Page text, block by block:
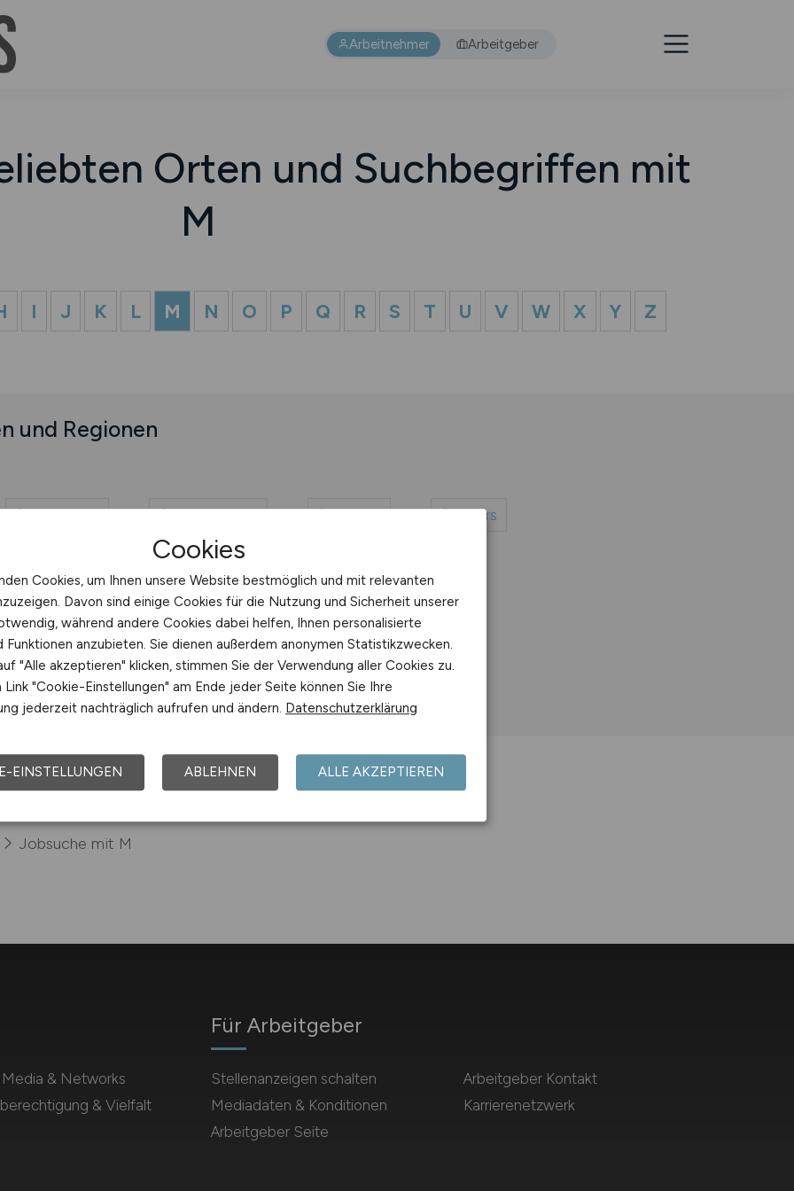
Arbeitnehmer Arbeitgeber
Orten und Suchbegriffen mit
M
I J K L M N O P Q R S T U V W X Y Z
und Regionen
Mannheim Memmingen Minden Moers
Morbach Mülheim an der Ruhr
Jobsuche mit M
Media & Networks
& Vielfalt
Für Arbeitgeber
Stellenanzeigen schalten
Mediadaten & Konditionen
Arbeitgeber Seite
Arbeitgeber Kontakt
Karrierenetzwerk
Cookies
Cookies, um Ihnen unsere Website bestmöglich und mit relevanten
Davon sind einige Cookies für die Nutzung und Sicherheit unserer
während andere Cookies dabei helfen, Ihnen personalisierte
Funktionen anzubieten. Sie dienen außerdem anonymen Statistikzwecken.
"Alle akzeptieren" klicken, stimmen Sie der Verwendung aller Cookies zu.
"Cookie-Einstellungen" am Ende jeder Seite können Sie Ihre
jederzeit nachträglich aufrufen und ändern. Datenschutzerklärung
EINSTELLUNGEN ABLEHNEN ALLE AKZEPTIEREN